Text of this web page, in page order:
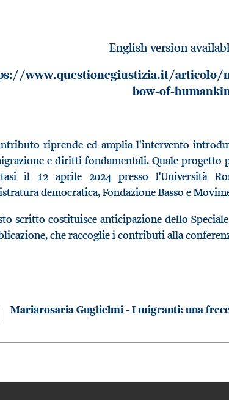
English version
www.questionegiustizia.it/articolo/
bow-of-
riprende ed amplia l'intervento
e diritti fondamentali. Quale progetto
il 12 aprile 2024 presso l'Università
democratica, Fondazione Basso e
scritto costituisce anticipazione dello
che raccoglie i contributi alla
Mariarosaria Guglielmi - I migranti: una